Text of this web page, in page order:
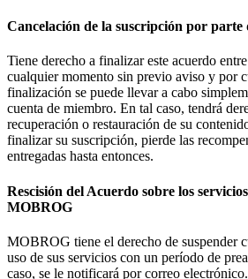
Cancelación de la suscripción por parte
Tiene derecho a finalizar este acuerdo
cualquier momento sin previo aviso y por
finalización se puede llevar a cabo
cuenta de miembro. En tal caso, tendrá
recuperación o restauración de su
finalizar su suscripción, pierde las
entregadas hasta entonces.
Rescisión del Acuerdo sobre los
MOBROG
MOBROG tiene el derecho de suspender
uso de sus servicios con un período de
caso, se le notificará por correo electrónico.